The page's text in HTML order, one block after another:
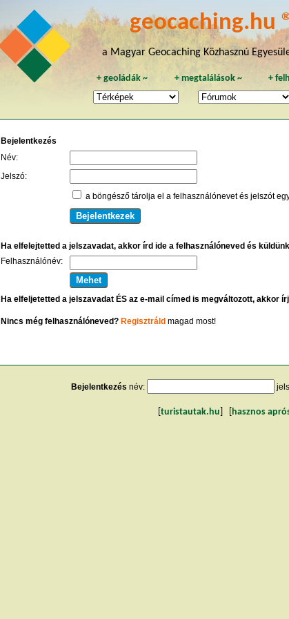
geocaching.hu
a Magyar Geocaching Közhasznú
+geoládák ~ + megtalálások~ +
Bejelentkezés
Név:
Jelszó:
a böngésző tárolja el a felhasználónevet és jelszót
Ha elfelejtetted a jelszavadat, akkor írd ide a felhasználóneved és
Felhasználónév:
Ha elfeljetetted a jelszavadat ÉS az e-mail címed is megváltozott, akkor
Nincs még felhasználóneved? Regisztráld magad most!
Bejelentkezés név:
turistautak.hu hasznos